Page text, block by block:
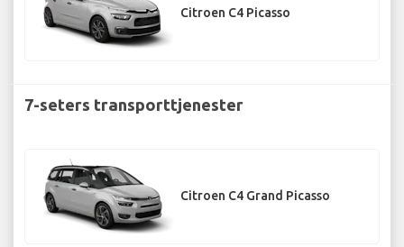
Citroen C4 Picasso
7-seters transporttjenester
Citroen C4 Grand Picasso